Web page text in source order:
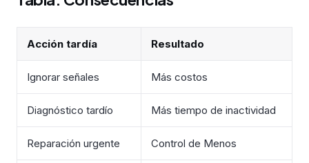
Acción tardía Resultado
Ignorar señales Más costos
Diagnóstico tardío Más tiempo de inactividad
Reparación urgente Control de Menos